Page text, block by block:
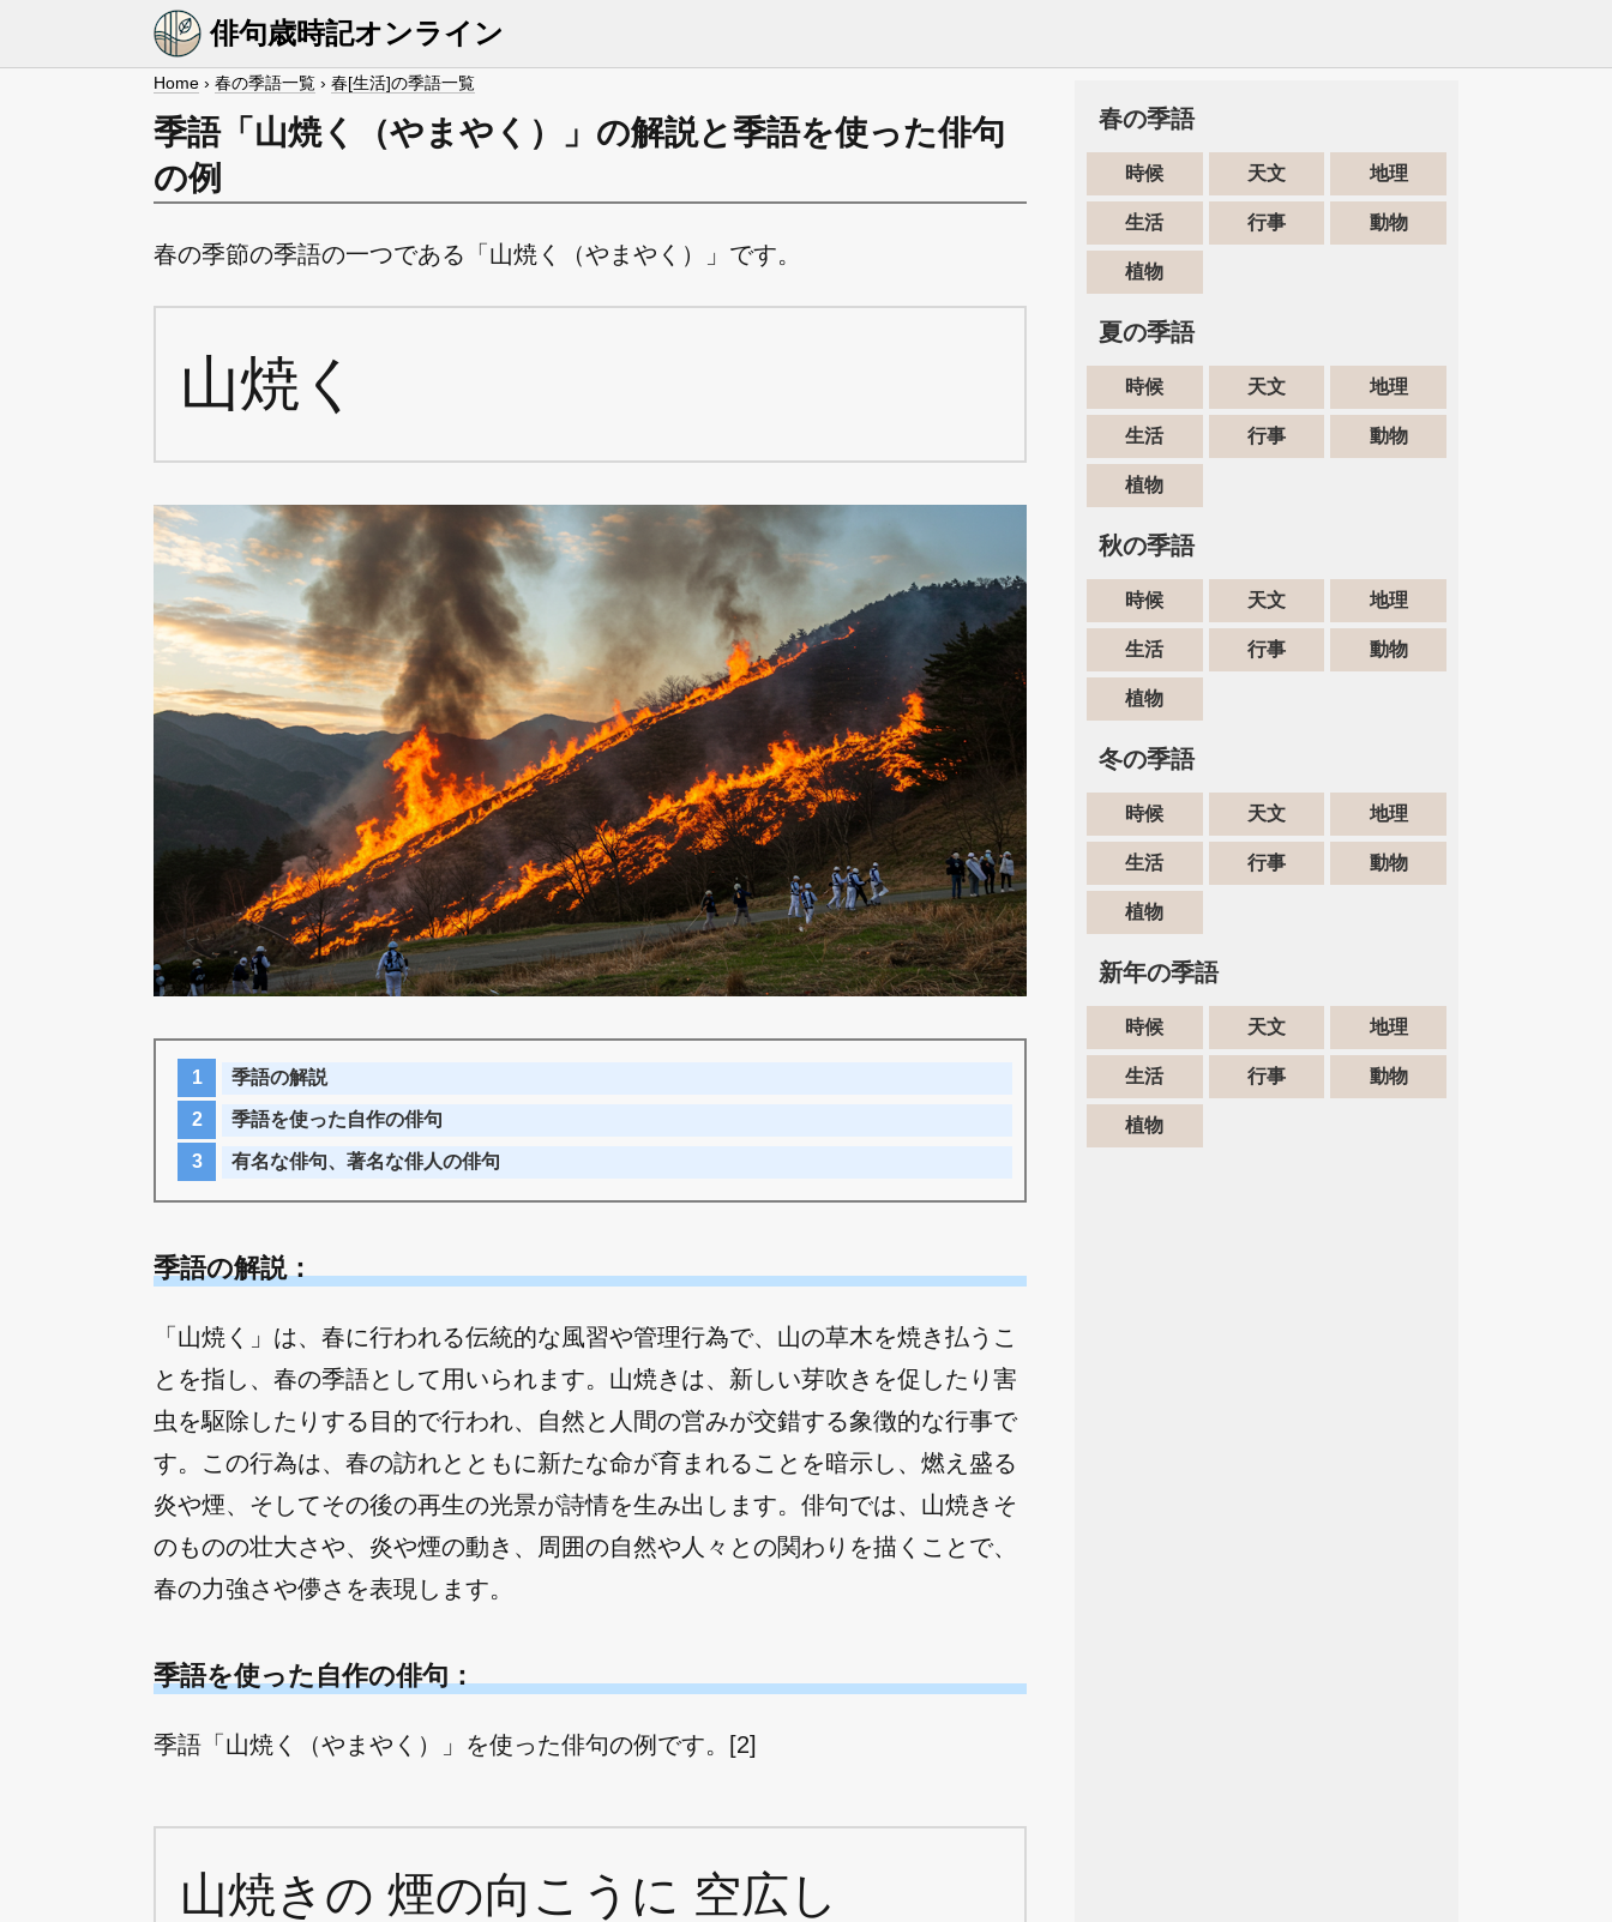
俳句歳時記オンライン
Home › 春の季語一覧 › 春[生活]の季語一覧
季語「山焼く（やまやく）」の解説と季語を使った俳句
の例
春の季節の季語の一つである「山焼く（やまやく）」です。
山焼く
季語の解説
季語を使った自作の俳句
有名な俳句、著名な俳人の俳句
季語の解説：
「山焼く」は、春に行われる伝統的な風習や管理行為で、山の草木を焼き払うこ
とを指し、春の季語として用いられます。山焼きは、新しい芽吹きを促したり害
虫を駆除したりする目的で行われ、自然と人間の営みが交錯する象徴的な行事で
す。この行為は、春の訪れとともに新たな命が育まれることを暗示し、燃え盛る
炎や煙、そしてその後の再生の光景が詩情を生み出します。俳句では、山焼きそ
のものの壮大さや、炎や煙の動き、周囲の自然や人々との関わりを描くことで、
春の力強さや儚さを表現します。
季語を使った自作の俳句：
季語「山焼く（やまやく）」を使った俳句の例です。[2]
山焼きの 煙の向こうに 空広し
春の季語
時候 天文 地理
生活 行事 動物
植物
夏の季語
時候 天文 地理
生活 行事 動物
植物
秋の季語
時候 天文 地理
生活 行事 動物
植物
冬の季語
時候 天文 地理
生活 行事 動物
植物
新年の季語
時候 天文 地理
生活 行事 動物
植物